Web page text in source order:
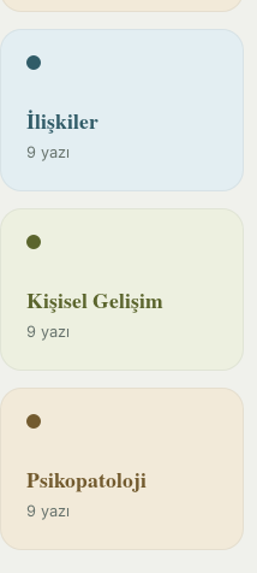
İlişkiler
9 yazı
Kişisel Gelişim
9 yazı
Psikopatoloji
9 yazı